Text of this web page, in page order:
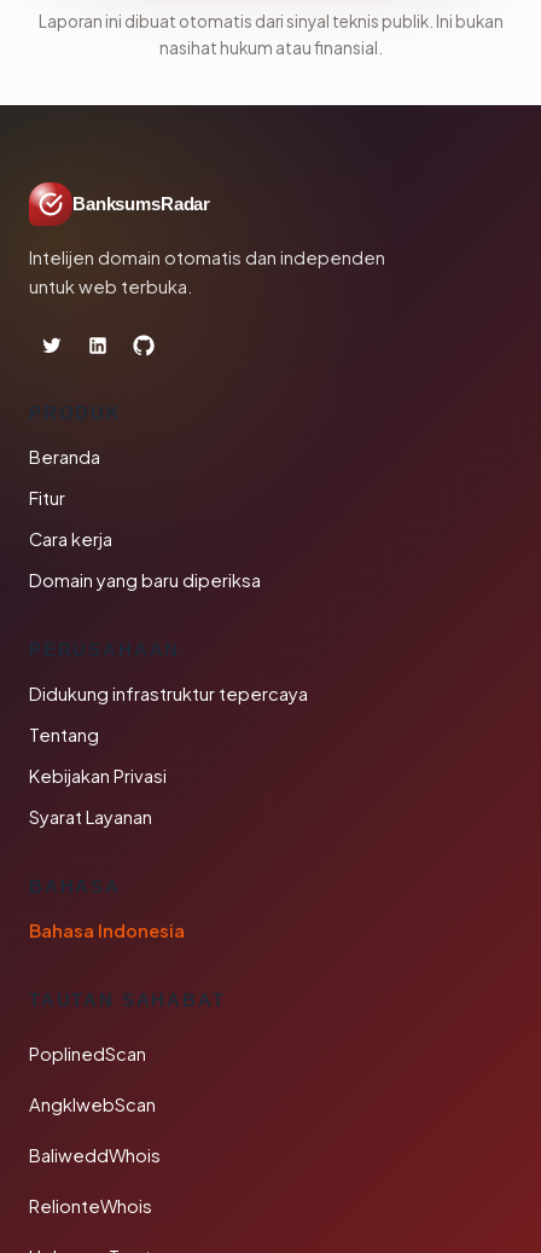
Laporan ini dibuat otomatis dari sinyal teknis publik. Ini bukan
nasihat hukum atau finansial.
BanksumsRadar
Intelijen domain otomatis dan independen
untuk web terbuka.
PRODUK
Beranda
Fitur
Cara kerja
Domain yang baru diperiksa
PERUSAHAAN
Didukung infrastruktur tepercaya
Tentang
Kebijakan Privasi
Syarat Layanan
BAHASA
Bahasa Indonesia
TAUTAN SAHABAT
PoplinedScan
AngklwebScan
BaliweddWhois
RelionteWhois